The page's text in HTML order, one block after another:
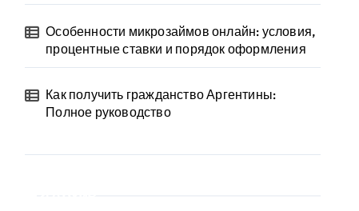
Особенности микрозаймов онлайн: условия,
процентные ставки и порядок оформления
Как получить гражданство Аргентины:
Полное руководство